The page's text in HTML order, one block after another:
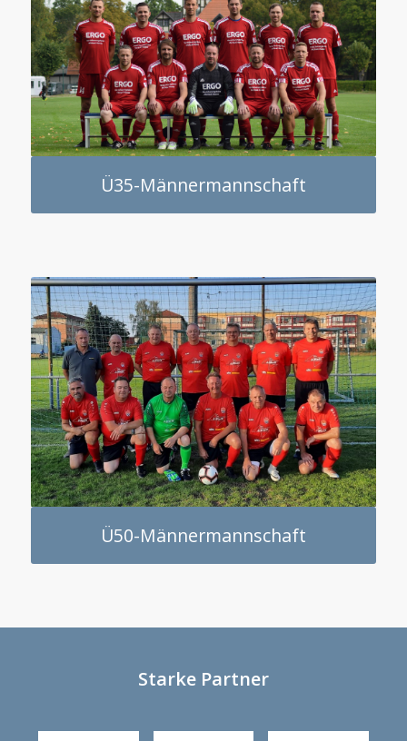
Ü35-Männermannschaft
Ü50-Männermannschaft
Starke Partner